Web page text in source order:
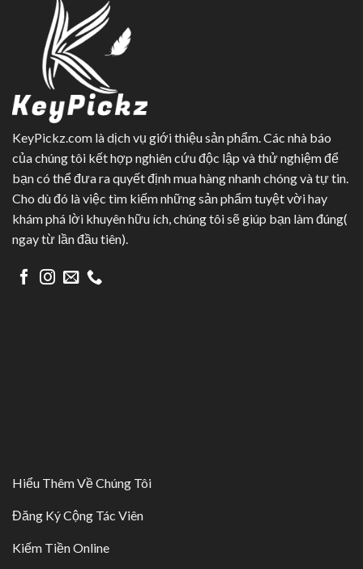
KeyPickz.com là dịch vụ giới thiệu sản phẩm. Các nhà báo
của chúng tôi kết hợp nghiên cứu độc lập và thử nghiệm để
bạn có thể đưa ra quyết định mua hàng nhanh chóng và tự tin.
Cho dù đó là việc tìm kiếm những sản phẩm tuyệt vời hay
khám phá lời khuyên hữu ích, chúng tôi sẽ giúp bạn làm đúng(
ngay từ lần đầu tiên).
Hiểu Thêm Về Chúng Tôi
Đăng Ký Cộng Tác Viên
Kiếm Tiền Online